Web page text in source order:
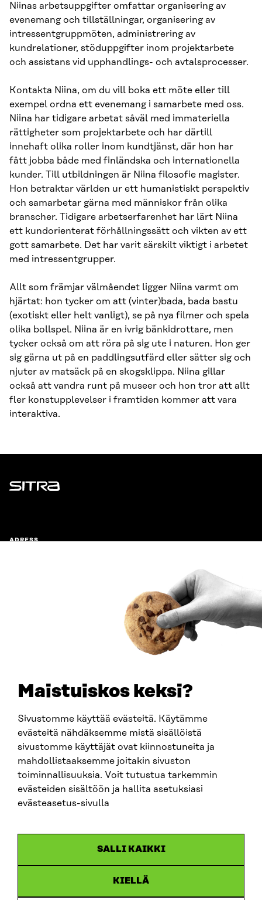
Maistuiskos keksi?
Sivustomme käyttää evästeitä. Käytämme
evästeitä nähdäksemme mistä sisällöistä
sivustomme käyttäjät ovat kiinnostuneita ja
mahdollistaaksemme joitakin sivuston
toiminnallisuuksia. Voit tutustua tarkemmin
evästeiden sisältöön ja hallita asetuksiasi
evästeasetus-sivulla
SALLI KAIKKI
KIELLÄ
Niinas arbetsuppgifter omfattar organisering av
evenemang och tillställningar, organisering av
intressentgruppmöten, administrering av
kundrelationer, stöduppgifter inom projektarbete
och assistans vid upphandlings- och avtalsprocesser.
Kontakta Niina, om du vill boka ett möte eller till
exempel ordna ett evenemang i samarbete med oss.
Niina har tidigare arbetat såväl med immateriella
rättigheter som projektarbete och har därtill
innehaft olika roller inom kundtjänst, där hon har
fått jobba både med finländska och internationella
kunder. Till utbildningen är Niina filosofie magister.
Hon betraktar världen ur ett humanistiskt perspektiv
och samarbetar gärna med människor från olika
branscher. Tidigare arbetserfarenhet har lärt Niina
ett kundorienterat förhållningssätt och vikten av ett
gott samarbete. Det har varit särskilt viktigt i arbetet
med intressentgrupper.
Allt som främjar välmåendet ligger Niina varmt om
hjärtat: hon tycker om att (vinter)bada, bada bastu
(exotiskt eller helt vanligt), se på nya filmer och spela
olika bollspel. Niina är en ivrig bänkidrottare, men
tycker också om att röra på sig ute i naturen. Hon ger
sig gärna ut på en paddlingsutfärd eller sätter sig och
njuter av matsäck på en skogsklippa. Niina gillar
också att vandra runt på museer och hon tror att allt
fler konstupplevelser i framtiden kommer att vara
interaktiva.
Sitra
ADRESS
fornamn.efternamn@sitra.fi
SITRA PÅ SOCIALA MEDIER
LinkedIn
Instagram
YouTube